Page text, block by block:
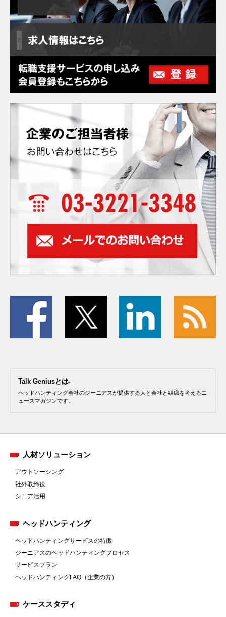
Talk Geniusとは-
ヘッドハンティング会社のジーニアスが提供する人と会社と組織を考えるニ
ュースマガジンです。
人材ソリューション
アウトソーシング
社外取締役
シニア活用
ヘッドハンティング
ヘッドハンティングサービスの特徴
ジーニアスのヘッドハンティングプロセス
サービスプラン
ヘッドハンティングFAQ（企業の方）
ケーススタディ